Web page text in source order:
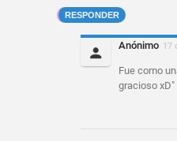
RESPONDER
Anónimo 17
Fue como
gracioso xD"